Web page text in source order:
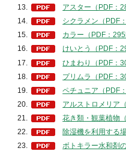
アスター（PDF：
シクラメン（PDF
カラー（PDF：
けいとう（PDF：
ひまわり（PDF：
プリムラ（PDF：
ペチュニア（PDF
アルストロメリア
花き類・観葉植物
除湿機を利用する
ボトキラー水和剤